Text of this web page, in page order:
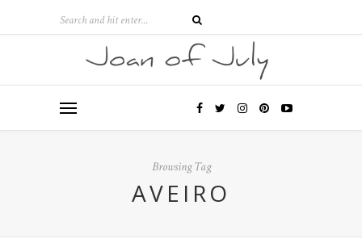
Browsing Tag
AVEIRO